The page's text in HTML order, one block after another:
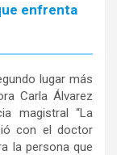
enfrenta
lugar más
Carla Álvarez
magistral “La
con el doctor
la persona que